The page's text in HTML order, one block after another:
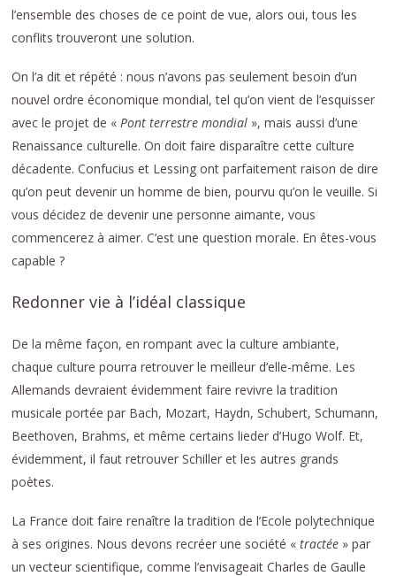
l’ensemble des choses de ce point de vue, alors oui, tous les
conflits trouveront une solution.
On l’a dit et répété : nous n’avons pas seulement besoin d’un
nouvel ordre économique mondial, tel qu’on vient de l’esquisser
avec le projet de « Pont terrestre mondial », mais aussi d’une
Renaissance culturelle. On doit faire disparaître cette culture
décadente. Confucius et Lessing ont parfaitement raison de dire
qu’on peut devenir un homme de bien, pourvu qu’on le veuille. Si
vous décidez de devenir une personne aimante, vous
commencerez à aimer. C’est une question morale. En êtes-vous
capable ?
Redonner vie à l’idéal classique
De la même façon, en rompant avec la culture ambiante,
chaque culture pourra retrouver le meilleur d’elle-même. Les
Allemands devraient évidemment faire revivre la tradition
musicale portée par Bach, Mozart, Haydn, Schubert, Schumann,
Beethoven, Brahms, et même certains lieder d’Hugo Wolf. Et,
évidemment, il faut retrouver Schiller et les autres grands
poètes.
La France doit faire renaître la tradition de l’Ecole polytechnique
à ses origines. Nous devons recréer une société «tractée » par
un vecteur scientifique, comme l’envisageait Charles de Gaulle